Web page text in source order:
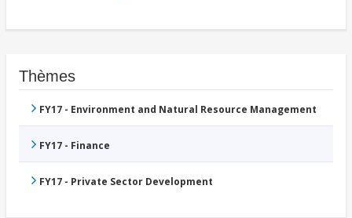
Thèmes
FY17 - Environment and Natural Resource Management
FY17 - Finance
FY17 - Private Sector Development